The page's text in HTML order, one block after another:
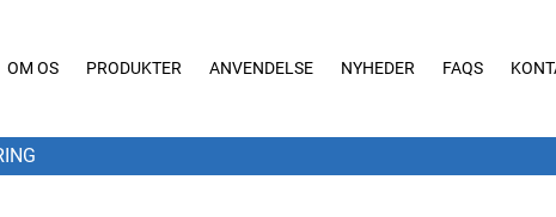
OM OS PRODUKTER ANVENDELSE NYHEDER FAQS